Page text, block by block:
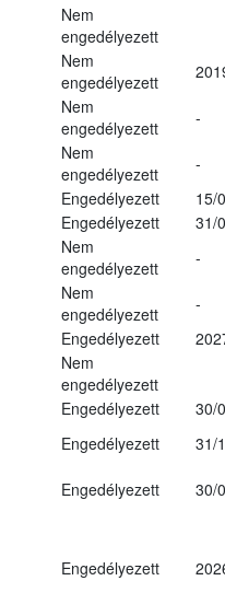
Nem
engedélyezett
Nem
engedélyezett
Nem
engedélyezett
-
Nem
engedélyezett
-
Engedélyezett
15/
Engedélyezett
31/
Nem
engedélyezett
-
Nem
engedélyezett
-
Engedélyezett
Nem
engedélyezett
Engedélyezett
30/
Engedélyezett
31/
Engedélyezett
30/
Engedélyezett